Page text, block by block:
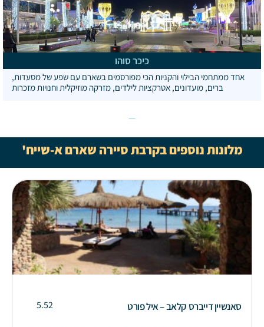
כיכר סוהו
אחד ממתחמי הבילוי והקניות הכי מפורסמים בשארם עם שפע של מסעדות,
ברים, מועדונים, אטרקציות לילדים, מזרקה מוזיקלית וחנויות מזכרות
מלונות נוספים בקרבת סיירה שארם א-שייח'
סאנשיין דייברס קלאב – איל פורט 5.52